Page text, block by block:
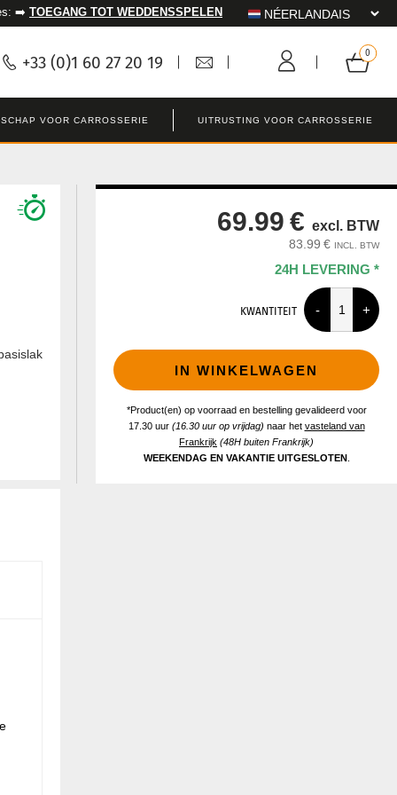
➡️ TOEGANG TOT WEDDENSSPELEN
+33 (0)1 60 27 20 19
VOOR CARROSSERIE UITRUSTING VOOR CARROSSERIE
24H LEVERING *
69.99 € excl. BTW
83.99 € INCL. BTW
KWANTITEIT
IN WINKELWAGEN
*Product(en) op voorraad en bestelling gevalideerd voor
17.30 uur (16.30 uur op vrijdag) naar het vasteland van
Frankrijk (48H buiten Frankrijk)
WEEKENDAG EN VAKANTIE UITGESLOTEN.